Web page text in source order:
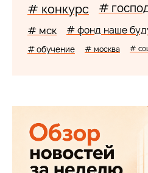
# конкурс #
# мск # фонд наше
# обучение # москва #